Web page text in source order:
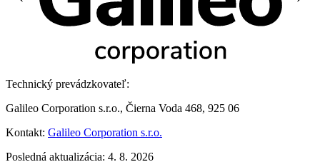
Technický prevádzkovateľ:
Galileo Corporation s.r.o., Čierna Voda 468, 925 06
Kontakt: Galileo Corporation s.r.o.
Posledná aktualizácia: 4. 8. 2026